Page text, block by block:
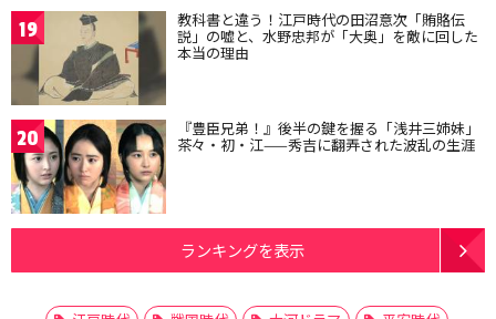
19 教科書と違う！江戸時代の田沼意次「賄賂伝
説」の嘘と、水野忠邦が「大奥」を敵に回した
本当の理由
20 『豊臣兄弟！』後半の鍵を握る「浅井三姉妹」
茶々・初・江——秀吉に翻弄された波乱の生涯
ランキングを表示